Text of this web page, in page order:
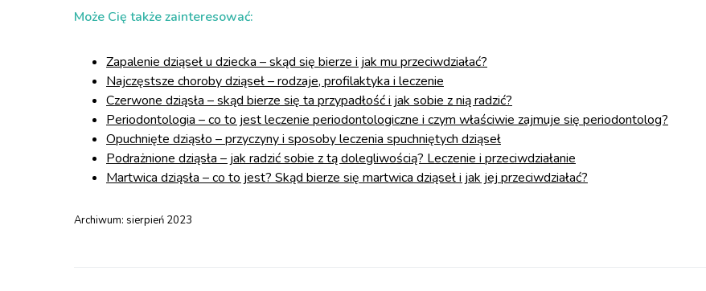
Może Cię także zainteresować:
Zapalenie dziąseł u dziecka – skąd się bierze i jak mu przeciwdziałać?
Najczęstsze choroby dziąseł – rodzaje, profilaktyka i leczenie
Czerwone dziąsła – skąd bierze się ta przypadłość i jak sobie z nią radzić?
Periodontologia – co to jest leczenie periodontologiczne i czym właściwie zajmuje się periodontolog?
Opuchnięte dziąsło – przyczyny i sposoby leczenia spuchniętych dziąseł
Podrażnione dziąsła – jak radzić sobie z tą dolegliwością? Leczenie i przeciwdziałanie
Martwica dziąsła – co to jest? Skąd bierze się martwica dziąseł i jak jej przeciwdziałać?
Archiwum: sierpień 2023